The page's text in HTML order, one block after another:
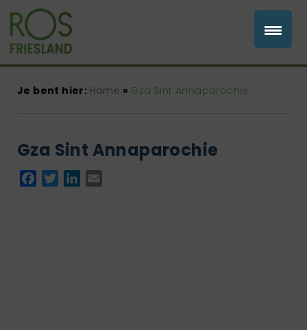
Je bent hier: Home » Gza Sint Annaparochie
Gza Sint Annaparochie
Facebook
TwitterLinkedIn